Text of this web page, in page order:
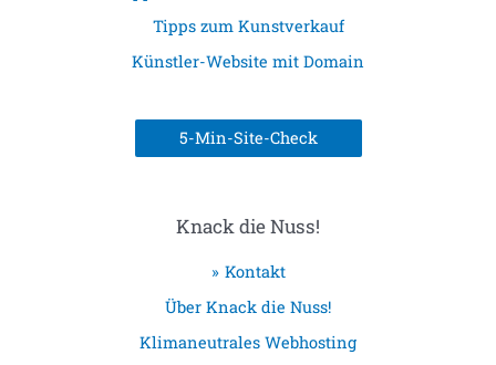
Tipps zum Kunstverkauf
Künstler-Website mit Domain
5-Min-Site-Check
Knack die Nuss!
Kontakt
Über Knack die Nuss!
Klimaneutrales Webhosting